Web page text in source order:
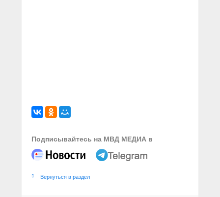
Подписывайтесь на МВД МЕДИА в
Вернуться в раздел